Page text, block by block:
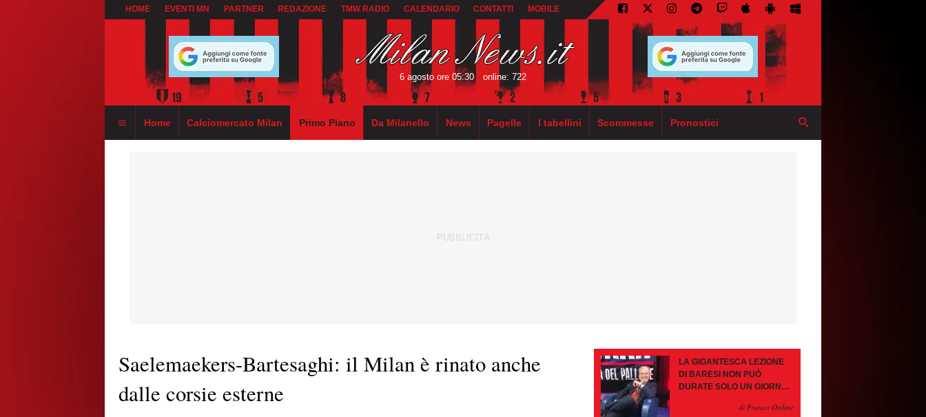
HOME EVENTI MN PARTNER REDAZIONE TMW RADIO CALENDARIO CONTATTI MOBILE
6 agosto ore 05:30 online: 722
Home Calciomercato Milan Primo Piano Da Milanello News Pagelle I tabellini Scommesse Pronostici
Saelemaekers-Bartesaghi: il Milan è rinato anche
dalle corsie esterne
LA GIGANTESCA LEZIONE
DI BARESI NON PUÒ
DURATE SOLO UN GIORNO.
CONTROMOSSEdi Franco Ordine